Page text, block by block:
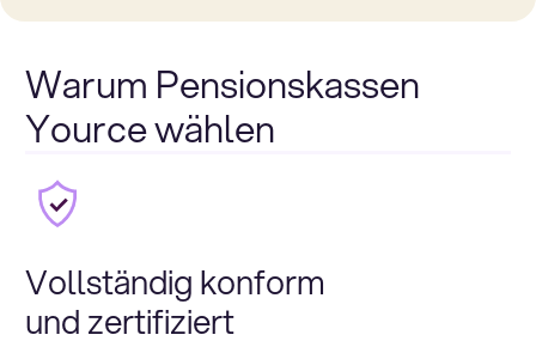
Warum Pensionskassen
Yource wählen
Vollständig konform
und zertifiziert